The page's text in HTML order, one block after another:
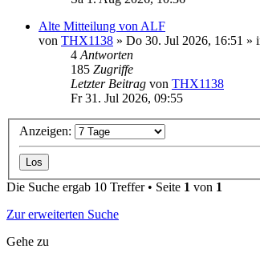
Alte Mitteilung von ALF
von THX1138 » Do 30. Jul 2026, 16:51 »
4 Antworten
185 Zugriffe
Letzter Beitrag von THX1138
Fr 31. Jul 2026, 09:55
Anzeigen:
Die Suche ergab 10 Treffer • Seite 1 von 1
Zur erweiterten Suche
Gehe zu